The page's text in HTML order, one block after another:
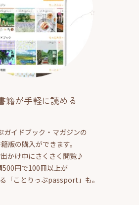
籍が手軽に読める
ガイドブック・マガジンの
版の購入ができます。
かけ中にさくさく閲覧♪
500円で100冊以上が
「ことりっぷpassport」も。